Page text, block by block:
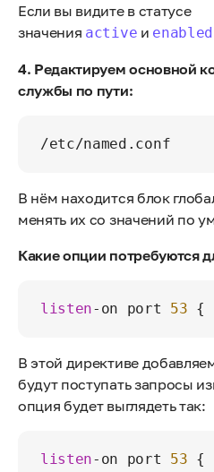
Если вы видите в статусе
значения active и enabled
4. Редактируем основной
службы по пути:
В нём находится блок
менять их со значений по
Какие опции потребуются
listen-on port 53 {
В этой директиве
будут поступать запросы
опция будет выглядеть так:
listen-on port 53 {